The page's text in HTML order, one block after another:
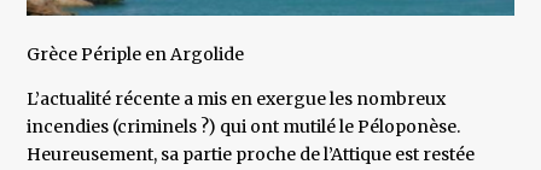
Grèce Périple en Argolide
L’actualité récente a mis en exergue les nombreux
incendies (criminels ?) qui ont mutilé le Péloponèse.
Heureusement, sa partie proche de l’Attique est restée